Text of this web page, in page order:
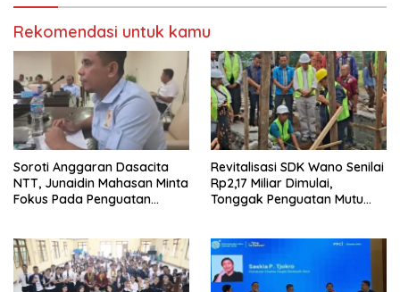
Fase Krusial
Rekomendasi untuk kamu
Soroti Anggaran Dasacita
NTT, Junaidin Mahasan Minta
Fokus Pada Penguatan
Revitalisasi SDK Wano Senilai
Rp2,17 Miliar Dimulai,
Tonggak Penguatan Mutu